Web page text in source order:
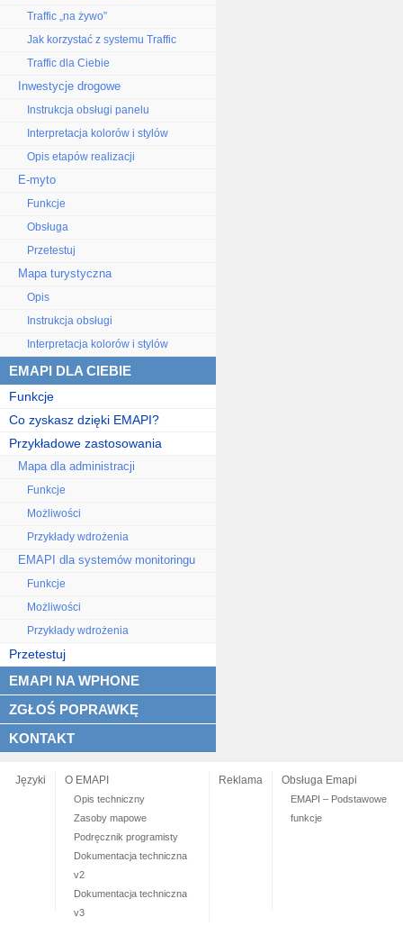
Traffic „na żywo”
Jak korzystać z systemu Traffic
Traffic dla Ciebie
Inwestycje drogowe
Instrukcja obsługi panelu
Interpretacja kolorów i stylów
Opis etapów realizacji
E-myto
Funkcje
Obsługa
Przetestuj
Mapa turystyczna
Opis
Instrukcja obsługi
Interpretacja kolorów i stylów
EMAPI DLA CIEBIE
Funkcje
Co zyskasz dzięki EMAPI?
Przykładowe zastosowania
Mapa dla administracji
Funkcje
Możliwości
Przykłady wdrożenia
EMAPI dla systemów monitoringu
Funkcje
Możliwości
Przykłady wdrożenia
Przetestuj
EMAPI NA WPHONE
ZGŁOŚ POPRAWKĘ
KONTAKT
Języki O EMAPI
Opis techniczny
Zasoby mapowe
Podręcznik programisty
Dokumentacja techniczna
v2
Dokumentacja techniczna
v3
Reklama Obsługa Emapi
EMAPI – Podstawowe
funkcje